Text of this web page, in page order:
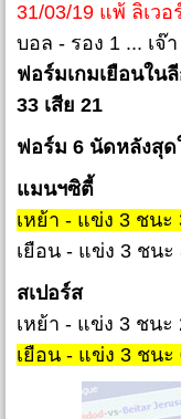
31/03/19 แพ้ ลิเว
บอล - รอง 1 ... เจ๊า
ฟอร์มเกมเยือนใน
33 เสีย 21
ฟอร์ม 6 นัดหลังสุด
แมนฯซิตี้
เหย้า - แข่ง 3 ชนะ
เยือน - แข่ง 3 ชนะ
สเปอร์ส
เหย้า - แข่ง 3 ชนะ
เยือน - แข่ง 3 ชนะ